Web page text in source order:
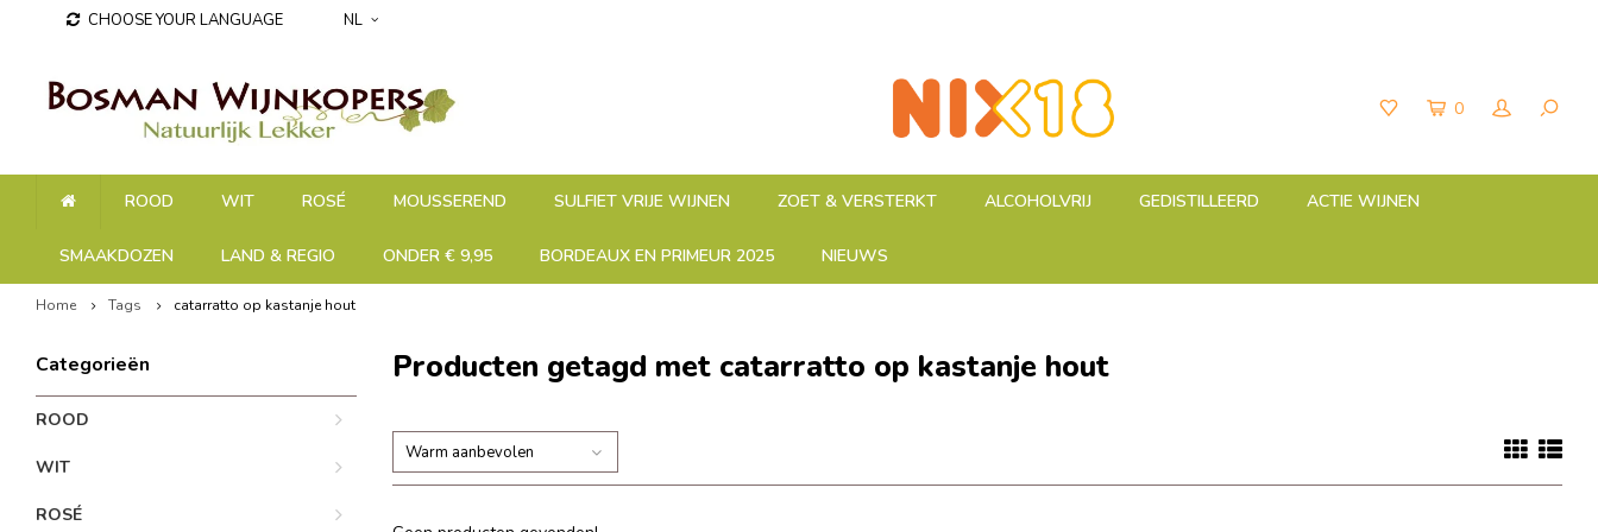
CHOOSE YOUR LANGUAGE NL
0
ROOD WIT ROSÉ MOUSSEREND SULFIET VRIJE WIJNEN ZOET & VERSTERKT ALCOHOLVRIJ GEDISTILLEERD ACTIE WIJNEN
SMAAKDOZEN LAND & REGIO ONDER € 9,95 BORDEAUX EN PRIMEUR 2025 NIEUWS
Home Tags catarratto op kastanje hout
Categorieën
ROOD
WIT
ROSÉ
Producten getagd met catarratto op kastanje hout
Warm aanbevolen